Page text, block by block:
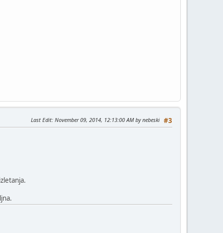
#3
Last Edit: November 09, 2014, 12:13:00 AM by nebeski